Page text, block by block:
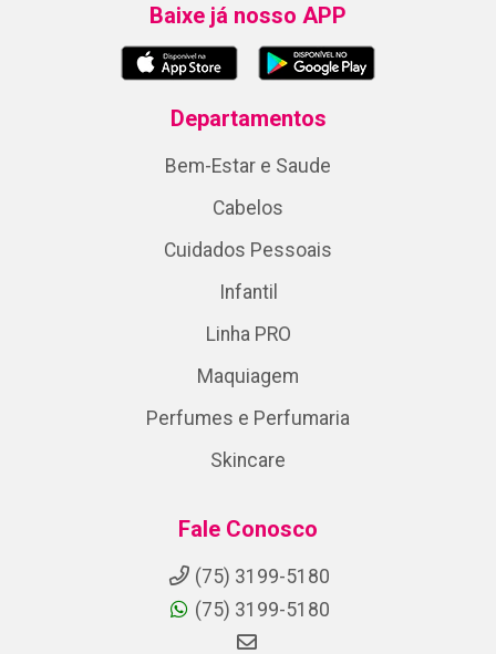
Baixe já nosso APP
Departamentos
Bem-Estar e Saude
Cabelos
Cuidados Pessoais
Infantil
Linha PRO
Maquiagem
Perfumes e Perfumaria
Skincare
Fale Conosco
(75) 3199-5180
(75) 3199-5180